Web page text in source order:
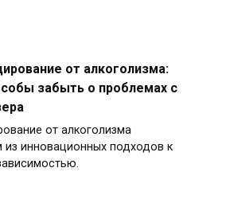
от алкоголизма:
забыть о проблемах с
от алкоголизма
из инновационных подходов к